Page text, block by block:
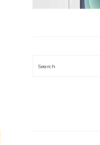
Search